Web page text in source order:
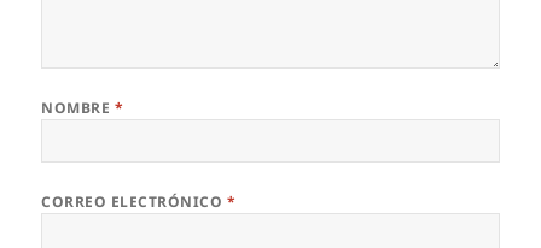
NOMBRE *
CORREO ELECTRÓNICO *